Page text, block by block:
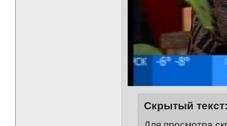
Скрытый